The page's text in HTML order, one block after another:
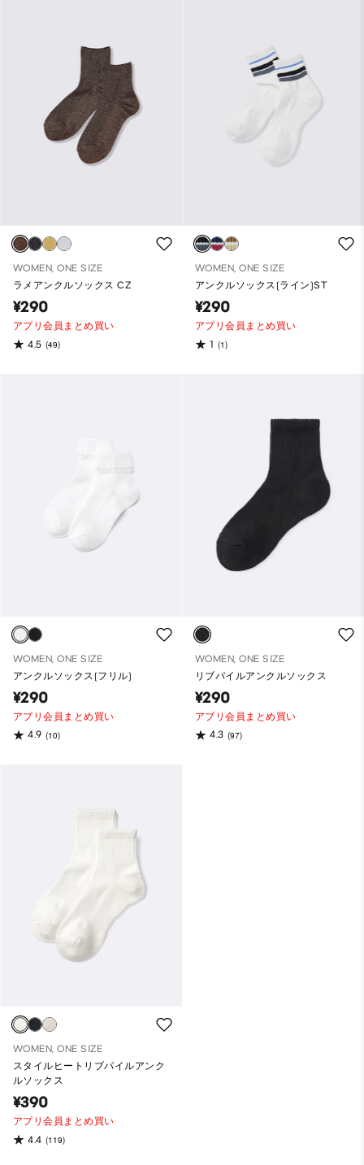
WOMEN, ONE SIZE
ラメアンクルソックス CZ
¥290
アプリ会員まとめ買い
4.5 (49)
WOMEN, ONE SIZE
アンクルソックス(ライン)ST
¥290
アプリ会員まとめ買い
1 (1)
WOMEN, ONE SIZE
アンクルソックス(フリル)
¥290
アプリ会員まとめ買い
4.9 (10)
WOMEN, ONE SIZE
リブパイルアンクルソックス
¥290
アプリ会員まとめ買い
4.3 (97)
WOMEN, ONE SIZE
スタイルヒートリブパイルアンク
ルソックス
¥390
アプリ会員まとめ買い
4.4 (119)